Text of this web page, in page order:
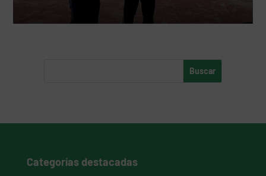
Categorías destacadas